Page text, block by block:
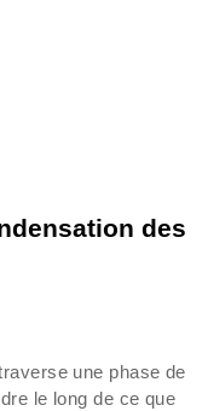
des
une phase de
le long de ce que